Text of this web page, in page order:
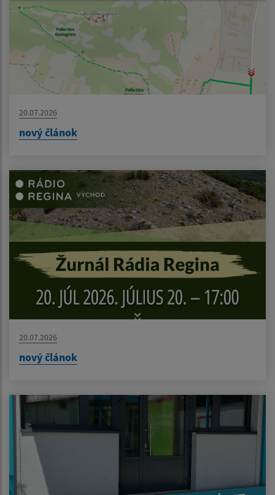
20.07.2026
nový článok
20.07.2026
nový článok